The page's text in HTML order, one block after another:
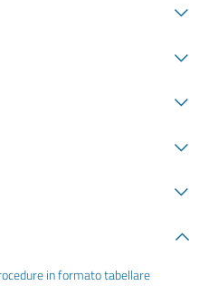
in formato tabellare